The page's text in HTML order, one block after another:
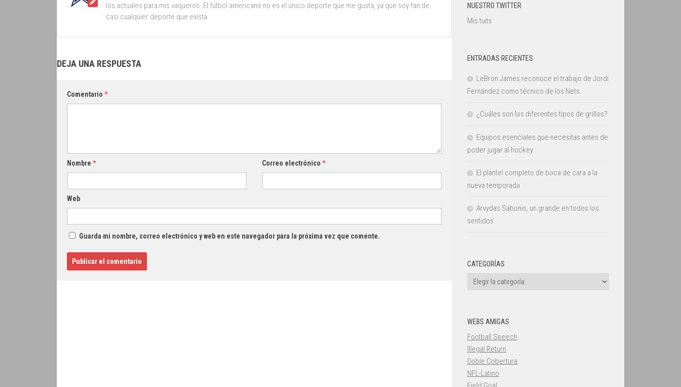
los actuales para mis vaqueros. El fútbol americano no es el único deporte que me gusta, ya que soy fan de
casi cualquier deporte que exista.
DEJA UNA RESPUESTA
Comentario *
Nombre * Correo electrónico *
Web
Guarda mi nombre, correo electrónico y web en este navegador para la próxima vez que comente.
NUESTRO TWITTER
Mis tuits
ENTRADAS RECIENTES
LeBron James reconoce el trabajo de Jordi
Fernández como técnico de los Nets.
¿Cuáles son los diferentes tipos de grillos?
Equipos esenciales que necesitas antes de
poder jugar al hockey
El plantel completo de boca de cara a la
nueva temporada
Arvydas Sabonis, un grande en todos los
sentidos
CATEGORÍAS
Categorías
WEBS AMIGAS
Football Speech
Illegal Return
Doble Cobertura
NFL-Latino